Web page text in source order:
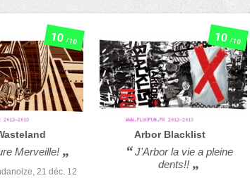
Merveille!
21 déc. 12
10/10
Arbor Blacklist
J'Arbor la vie a pleine
dents!!
10/10